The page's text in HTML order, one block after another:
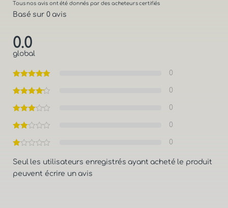
Tous nos avis ont été donnés par des acheteurs certifiés
Basé sur 0 avis
0.0
global
0
0
0
0
0
Seul les utilisateurs enregistrés ayant acheté le produit
peuvent écrire un avis